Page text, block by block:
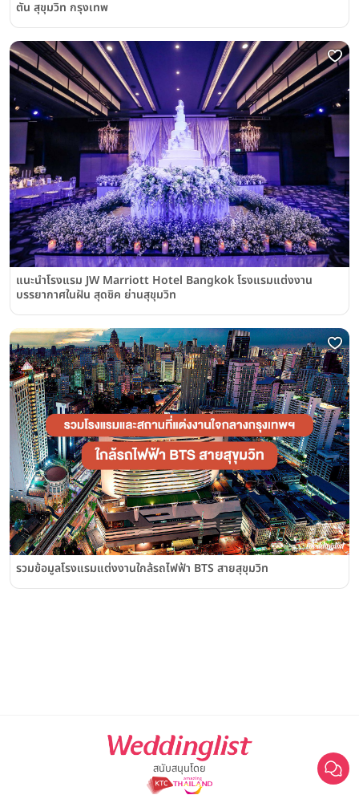
ตัน สุขุมวิท กรุงเทพ
แนะนำโรงแรม JW Marriott Hotel Bangkok โรงแรมแต่งงาน
บรรยากาศในฝัน สุดชิค ย่านสุขุมวิท
รวมข้อมูลโรงแรมแต่งงานใกล้รถไฟฟ้า BTS สายสุขุมวิท
สนับสนุนโดย